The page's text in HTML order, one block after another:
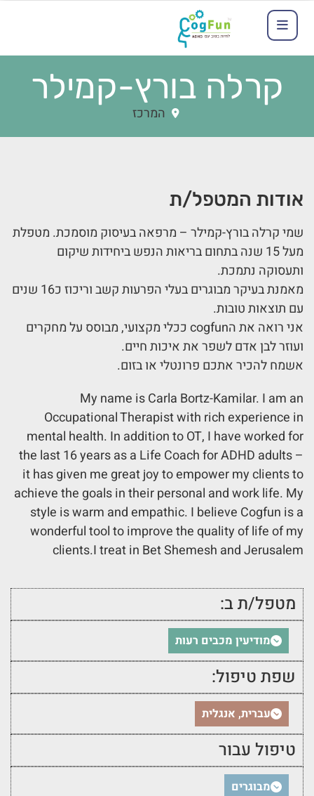
קרלה בורץ-קמילר
המרכז
אודות המטפל/ת
שמי קרלה בורץ-קמילר – מרפאה בעיסוק מוסמכת. מטפלת
מעל 15 שנה בתחום בריאות הנפש ביחידות שיקום
ותעסוקה נתמכת.
מאמנת בעיקר מבוגרים בעלי הפרעות קשב וריכוז כ16 שנים
עם תוצאות טובות.
אני רואה את הcogfun ככלי מקצועי, מבוסס על מחקרים
ועוזר לבן אדם לשפר את איכות חיים.
אשמח להכיר אתכם פרונטלי או בזום.
My name is Carla Bortz-Kamilar. I am an
Occupational Therapist with rich experience in
mental health. In addition to OT, I have worked for
the last 16 years as a Life Coach for ADHD adults –
it has given me great joy to empower my clients to
achieve the goals in their personal and work life. My
style is warm and empathic. I believe Cogfun is a
wonderful tool to improve the quality of life of my
clients.I treat in Bet Shemesh and Jerusalem
מטפל/ת ב:
מודיעין מכבים רעות
שפת טיפול:
עברית, אנגלית
טיפול עבור
מבוגרים